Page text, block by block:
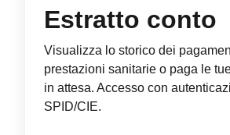
Estratto conto
Visualizza lo storico dei
prestazioni sanitarie o paga le
in attesa. Accesso con
SPID/CIE.